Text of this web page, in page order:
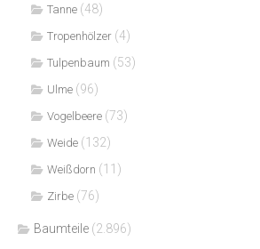
Tanne (48)
Tropenhölzer (4)
Tulpenbaum (53)
Ulme (96)
Vogelbeere (73)
Weide (132)
Weißdorn (11)
Zirbe (76)
Baumteile (2.896)